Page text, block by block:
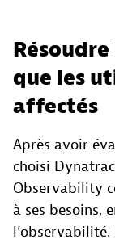
que les
affectés
Après avoir
choisi
Observability
à ses besoins,